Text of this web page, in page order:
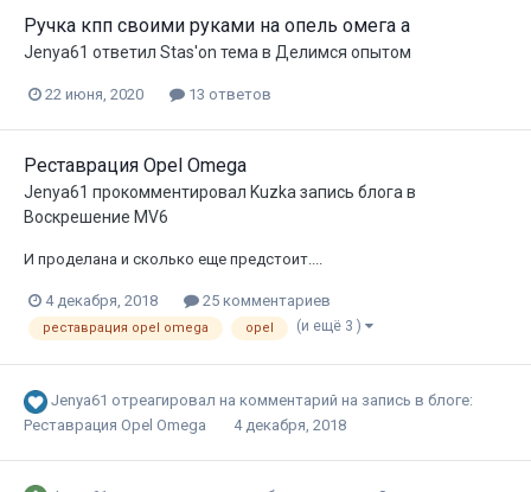
Ручка кпп своими руками на опель омега а
Jenya61 ответил Stas'on тема в Делимся опытом
22 июня, 2020 13 ответов
Реставрация Opel Omega
Jenya61 прокомментировал Kuzka запись блога в
Воскрешение MV6
И проделана и сколько еще предстоит....
4 декабря, 2018 25 комментариев
реставрация opel omega opel (и ещё 3 )
Jenya61 отреагировал на комментарий на запись в блоге:
Реставрация Opel Omega
4 декабря, 2018